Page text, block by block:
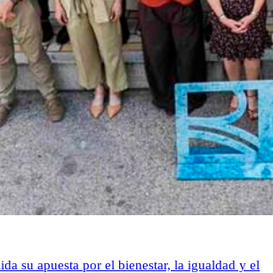
su apuesta por el bienestar, la igualdad y el